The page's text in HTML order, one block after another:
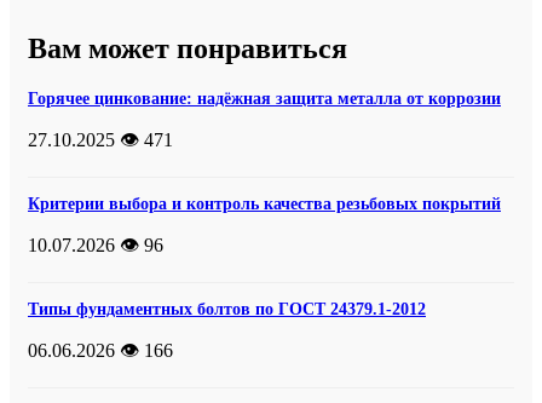
Вам может понравиться
Горячее цинкование: надёжная защита металла от коррозии
27.10.2025 👁️ 471
Критерии выбора и контроль качества резьбовых покрытий
10.07.2026 👁️ 96
Типы фундаментных болтов по ГОСТ 24379.1-2012
06.06.2026 👁️ 166